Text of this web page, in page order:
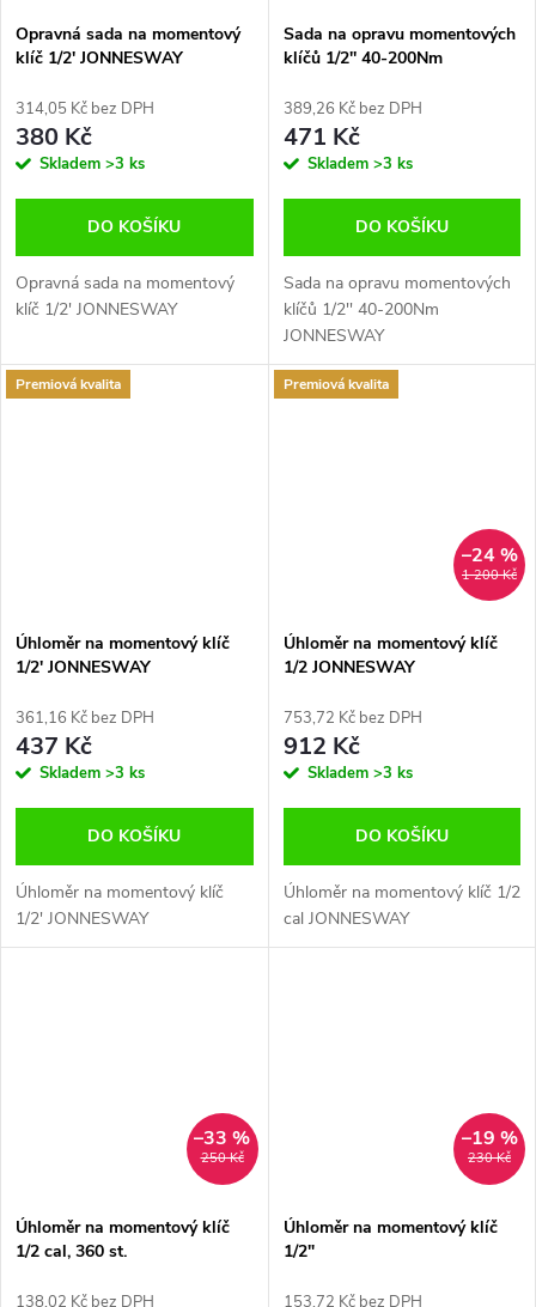
Opravná sada na momentový
klíč 1/2' JONNESWAY
314,05 Kč bez DPH
380 Kč
Skladem >3 ks
DO KOŠÍKU
Opravná sada na momentový
klíč 1/2' JONNESWAY
Sada na opravu momentových
klíčů 1/2'' 40-200Nm
389,26 Kč bez DPH
471 Kč
Skladem >3 ks
DO KOŠÍKU
Sada na opravu momentových
klíčů 1/2'' 40-200Nm
JONNESWAY
Premiová kvalita
Úhloměr na momentový klíč
1/2' JONNESWAY
361,16 Kč bez DPH
437 Kč
Skladem >3 ks
DO KOŠÍKU
Úhloměr na momentový klíč
1/2' JONNESWAY
Premiová kvalita
1 200 Kč
–24 %
Úhloměr na momentový klíč
1/2 JONNESWAY
753,72 Kč bez DPH
912 Kč
Skladem >3 ks
DO KOŠÍKU
Úhloměr na momentový klíč 1/2
cal JONNESWAY
250 Kč
–33 %
Úhloměr na momentový klíč
1/2 cal, 360 st.
138,02 Kč bez DPH
230 Kč
–19 %
Úhloměr na momentový klíč
1/2"
153,72 Kč bez DPH